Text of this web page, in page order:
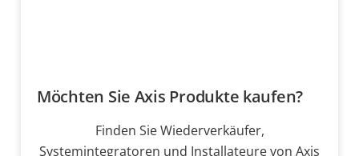
Möchten Sie Axis Produkte kaufen?
Finden Sie Wiederverkäufer,
Systemintegratoren und Installateure von Axis